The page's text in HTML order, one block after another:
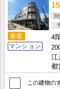
新着
マンション
4
江
都
この建物の